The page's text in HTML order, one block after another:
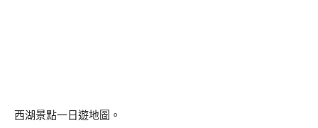
西湖景點一日遊地圖。